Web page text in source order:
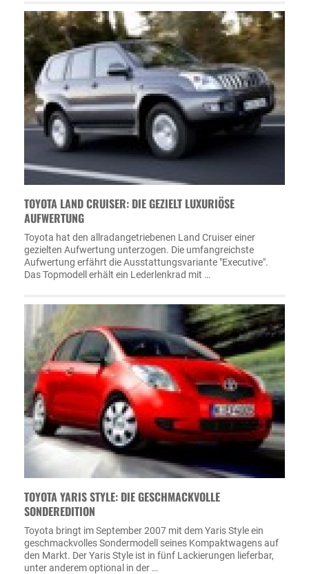
TOYOTA LAND CRUISER: DIE GEZIELT LUXURIÖSE
AUFWERTUNG
Toyota hat den allradangetriebenen Land Cruiser einer
gezielten Aufwertung unterzogen. Die umfangreichste
Aufwertung erfährt die Ausstattungsvariante "Executive".
Das Topmodell erhält ein Lederlenkrad mit …
TOYOTA YARIS STYLE: DIE GESCHMACKVOLLE
SONDEREDITION
Toyota bringt im September 2007 mit dem Yaris Style ein
geschmackvolles Sondermodell seines Kompaktwagens auf
den Markt. Der Yaris Style ist in fünf Lackierungen lieferbar,
unter anderem optional in der …